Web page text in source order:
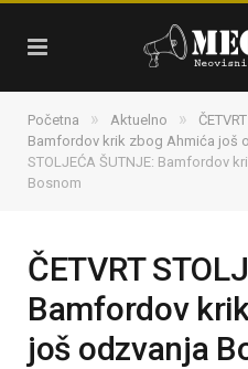
Početna » Aktuelno »
Bamfordov krik zbog Ahmića još
STOLJEĆA ŠUTNJE: Bamfordov
Bosnom
ČETVRT
Bamfordov
još odzvanja